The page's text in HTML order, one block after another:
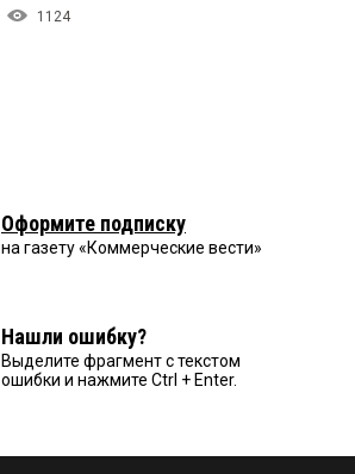
1124
Оформите подписку
на газету «Коммерческие вести»
Нашли ошибку?
Выделите фрагмент с текстом
ошибки и нажмите Ctrl + Enter.